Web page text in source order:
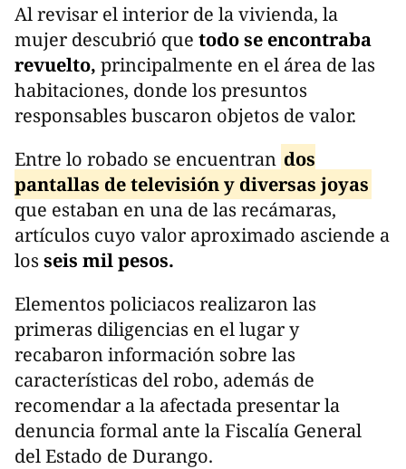
Al revisar el interior de la vivienda, la
mujer descubrió que todo se encontraba
revuelto, principalmente en el área de las
habitaciones, donde los presuntos
responsables buscaron objetos de valor.
Entre lo robado se encuentran dos
pantallas de televisión y diversas joyas
que estaban en una de las recámaras,
artículos cuyo valor aproximado asciende a
los seis mil pesos.
Elementos policiacos realizaron las
primeras diligencias en el lugar y
recabaron información sobre las
características del robo, además de
recomendar a la afectada presentar la
denuncia formal ante la Fiscalía General
del Estado de Durango.